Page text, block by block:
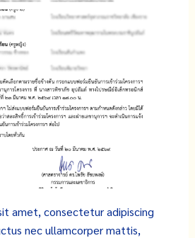
amet, consectetur adipiscing
nec ullamcorper mattis,